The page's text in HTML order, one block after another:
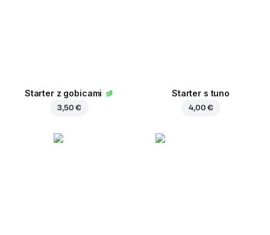
Starter z gobicami
3,50 €
Starter s tuno
4,00 €